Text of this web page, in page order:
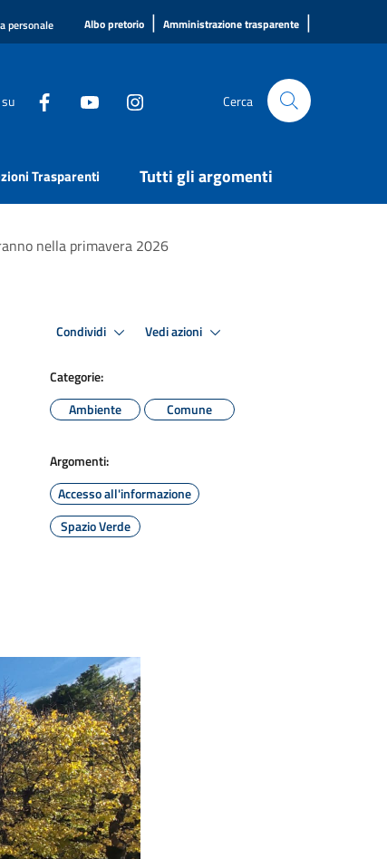
personale Albo pretorio | Amministrazione trasparente |
Cerca
Trasparenti Tutti gli argomenti
nella primavera 2026
Condividi Vedi azioni
Categorie:
Ambiente
Comune
Argomenti:
Accesso all'informazione
Spazio Verde